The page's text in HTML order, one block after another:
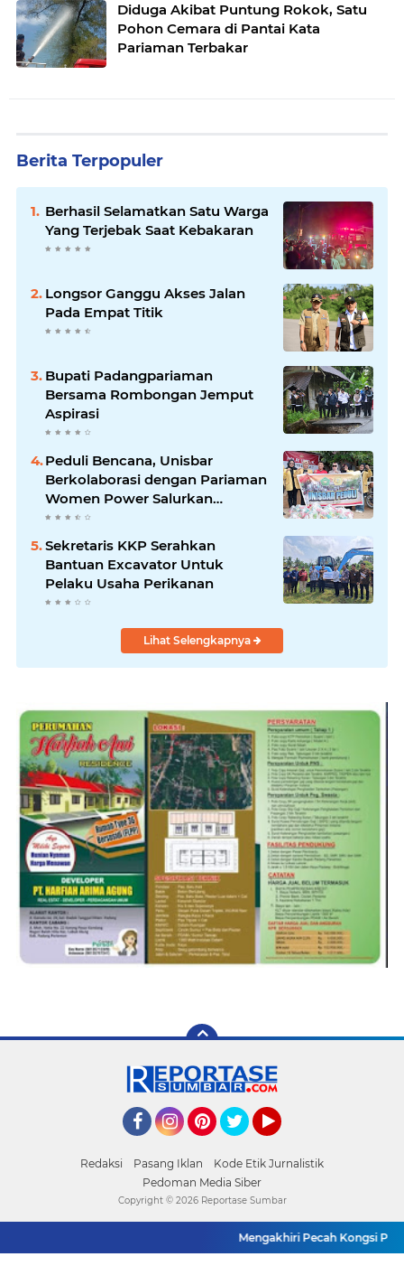
Diduga Akibat Puntung Rokok, Satu
Pohon Cemara di Pantai Kata
Pariaman Terbakar
Berita Terpopuler
Berhasil Selamatkan Satu Warga
Yang Terjebak Saat Kebakaran
Longsor Ganggu Akses Jalan
Pada Empat Titik
Bupati Padangpariaman
Bersama Rombongan Jemput
Aspirasi
Peduli Bencana, Unisbar
Berkolaborasi dengan Pariaman
Women Power Salurkan
Bantuan untuk Korban Banjir di
Padang
Sekretaris KKP Serahkan
Bantuan Excavator Untuk
Pelaku Usaha Perikanan
Lihat Selengkapnya
Redaksi Pasang Iklan
Kode Etik Jurnalistik
Pedoman Media Siber
Mengakhiri Pecah Kongsi
Copyright © 2026 Reportase Sumbar